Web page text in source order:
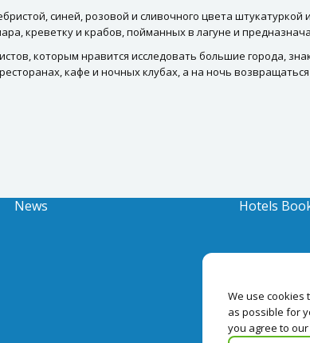
синей, розовой и сливочного цвета штукатуркой
креветку и крабов, пойманных в лагуне и
которым нравится исследовать большие города,
кафе и ночных клубах, а на ночь
We use cookies
as possible for
you agree to
News Hotels